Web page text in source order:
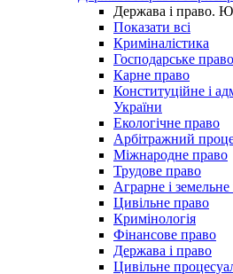
Держава і право.
Показати всі
Криміналістика
Господарське право
Карне право
Конституційне і
України
Екологічне право
Арбітражний
Міжнародне право
Трудове право
Аграрне і
Цивільне право
Кримінологія
Фінансове право
Держава і право
Цивільне